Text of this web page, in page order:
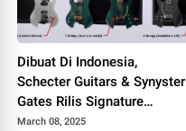
Dibuat Di Indonesia,
Schecter Guitars & Synyster
Gates Rilis Signature
Headless 6-String
March 08, 2025